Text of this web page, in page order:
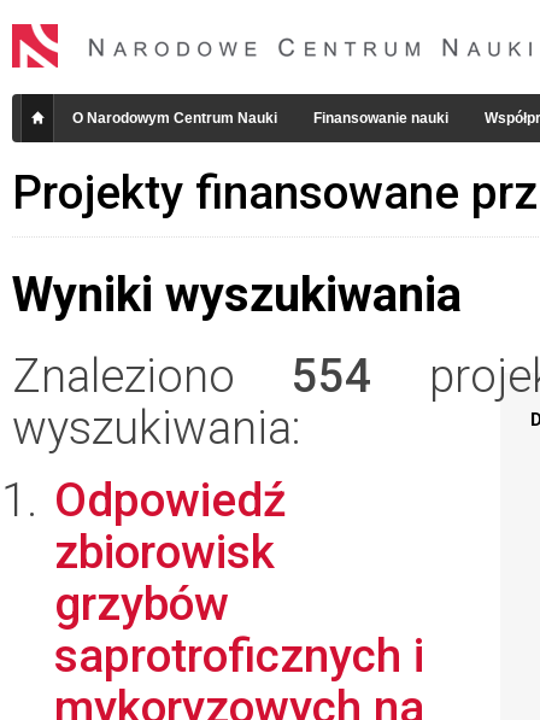
O Narodowym Centrum Nauki Finansowanie nauki
Projekty finansowane
Wyniki wyszukiwania
Znaleziono 554
wyszukiwania:
Odpowiedź
zbiorowisk
grzybów
saprotroficznych i
mykoryzowych na